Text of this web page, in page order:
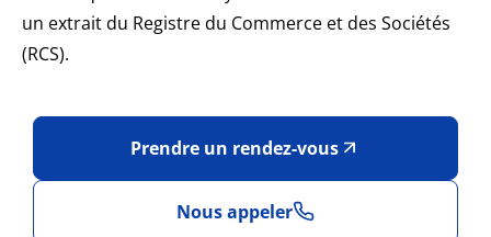
un extrait du Registre du Commerce et des Sociétés
(RCS).
Prendre un rendez-vous
Nous appeler